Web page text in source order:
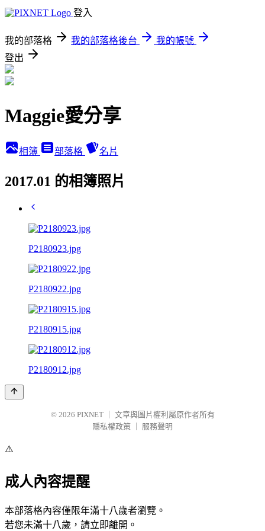
登入
我的部落格 我的部落格後台
我的帳號
登出
Maggie愛分享
相簿 部落格 名片
2017.01 的相簿照片
P2180923.jpg
P2180922.jpg
P2180915.jpg
P2180912.jpg
© 2026 PIXNET
文章與圖片權利屬原作者所有
隱私權政策
服務聲明
⚠️
成人內容提醒
本部落格內容僅限年滿十八歲者瀏覽。
若您未滿十八歲，請立即離開。